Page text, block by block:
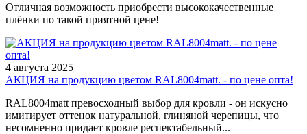
Отличная возможность приобрести высококачественные
плёнки по такой приятной цене!
4 августа 2025
АКЦИЯ на продукцию цветом RAL8004matt. - по цене опта!
RAL8004matt превосходный выбор для кровли - он искусно
имитирует оттенок натуральной, глиняной черепицы, что
несомненно придает кровле респектабельный...